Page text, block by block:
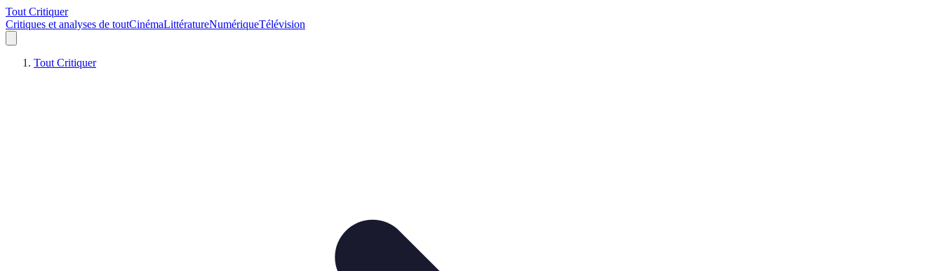
Tout Critiquer
Critiques et analyses de toutCinémaLittératureNumériqueTélévision
Tout Critiquer